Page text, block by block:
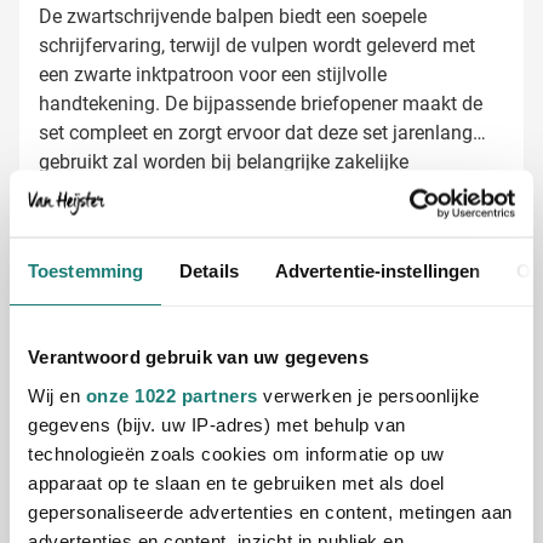
Toestemming Details Advertentie-instellingen
Verantwoord gebruik van uw gegevens
Wij en onze 1022 partners verwerken je persoonlijke
gegevens (bijv. uw IP-adres) met behulp van
technologieën zoals cookies om informatie op uw
apparaat op te slaan en te gebruiken met als doel
gepersonaliseerde advertenties en content, metingen aan
De zwartschrijvende balpen biedt een soepele
schrijfervaring, terwijl de vulpen wordt geleverd met
een zwarte inktpatroon voor een stijlvolle
handtekening. De bijpassende briefopener maakt de
set compleet en zorgt ervoor dat deze set jarenlang
gebruikt zal worden bij belangrijke zakelijke
momenten.
Schrijfset bedrukken met jouw logo
Bij Van Heijster Relatiegeschenken maken we deze
bedrukkingsmogelijkheden:
Lasergravering van je logo op de pennen voor een
Bedrukking van je bedrijfsnaam of slogan op de
cassette
Combinatie van logo en tekst voor maximale
herkenbaarheid
Gratis digitaal voorbeeld van je bedrukte
schrijfset
Benieuwd hoe jouw bedrijfslogo zich presenteert op